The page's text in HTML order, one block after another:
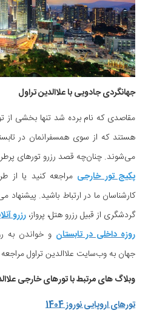
جهانگردی جادویی با علاالدین تراول
مقاصدی که نام برده شد تنها بخشی از
هستند که از سوی همسفرانمان در
می‌شوند. چنان‌چه قصد رزرو تورهای
پکیج تور خارجی
کارشناسان ما در ارتباط باشید.
گردشگری از قبیل رزرو هتل، پرواز، رزرو
روزه داخلی در تابستان و خواندن به
جهان به وب‌سایت علاالدین تراول
وبلاگ های مرتبط با تورهای خارجی
تورهای اروپایی نوروز 1404